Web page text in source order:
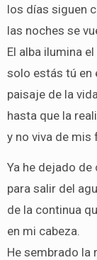
los días siguen
las noches se
El alba ilumina
solo estás tú en
paisaje de la
hasta que la
y no viva de mis
Ya he dejado de
para salir del
de la continua
en mi cabeza.
He sembrado la